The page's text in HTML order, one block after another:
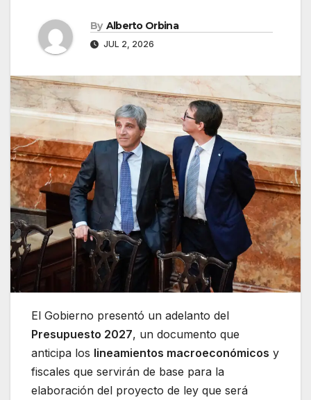
By Alberto Orbina
JUL 2, 2026
El Gobierno presentó un adelanto del
Presupuesto 2027, un documento que
anticipa los lineamientos macroeconómicos y
fiscales que servirán de base para la
elaboración del proyecto de ley que será